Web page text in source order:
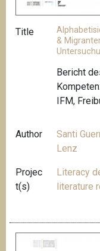
Title
&
Bericht
IFM,
Author Santi
Lenz
Projec
t(s)
Literacy
literature